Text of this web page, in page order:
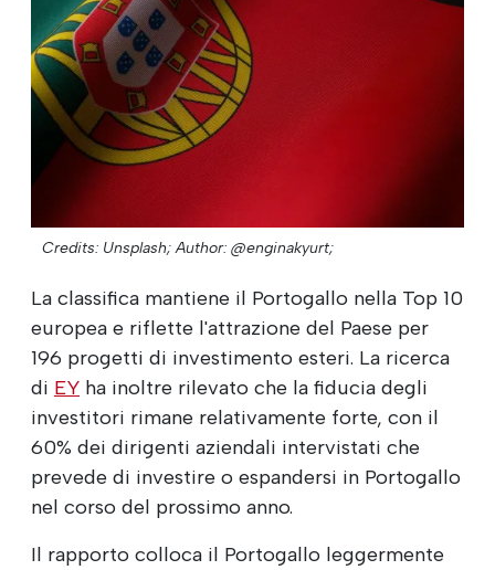
Credits: Unsplash; Author: @enginakyurt;
La classifica mantiene il Portogallo nella Top 10
europea e riflette l'attrazione del Paese per
196 progetti di investimento esteri. La ricerca
di EY ha inoltre rilevato che la fiducia degli
investitori rimane relativamente forte, con il
60% dei dirigenti aziendali intervistati che
prevede di investire o espandersi in Portogallo
nel corso del prossimo anno.
Il rapporto colloca il Portogallo leggermente